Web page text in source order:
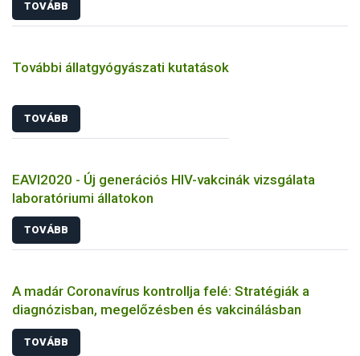
TOVÁBB
További állatgyógyászati kutatások
TOVÁBB
EAVI2020 - Új generációs HIV-vakcinák vizsgálata
laboratóriumi állatokon
TOVÁBB
A madár Coronavírus kontrollja felé: Stratégiák a
diagnózisban, megelőzésben és vakcinálásban
TOVÁBB